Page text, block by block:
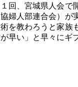
回、宮城県人会で
協婦人部連合会）が
を教わろうと家族
早い」と早々にギ